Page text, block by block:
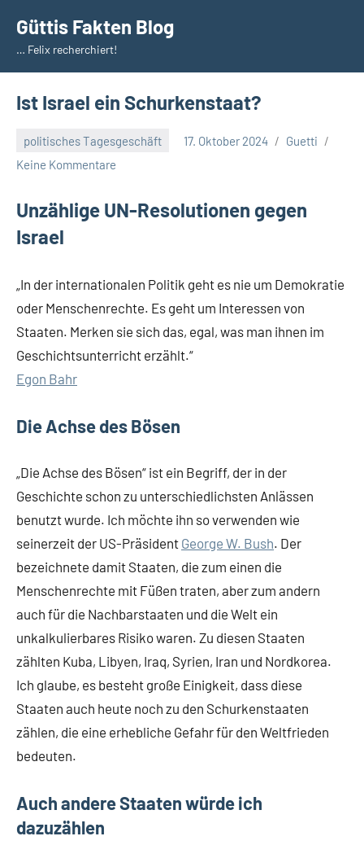
Inhalt
springen
Güttis Fakten Blog
… Felix recherchiert!
Ist Israel ein Schurkenstaat?
politisches Tagesgeschäft 17. Oktober 2024
Guetti
Keine Kommentare
Unzählige UN-Resolutionen gegen
Israel
„In der internationalen Politik geht es nie um Demokratie
oder Menschenrechte. Es geht um Interessen von
Staaten. Merken sie sich das, egal, was man ihnen im
Geschichtsunterricht erzählt.“
Egon Bahr
Die Achse des Bösen
„Die Achse des Bösen“ ist ein Begriff, der in der
Geschichte schon zu unterschiedlichsten Anlässen
benutzt wurde. Ich möchte ihn so verwenden wie
seinerzeit der US-Präsident George W. Bush. Der
bezeichnete damit Staaten, die zum einen die
Menschenrechte mit Füßen traten, aber zum andern
auch für die Nachbarstaaten und die Welt ein
unkalkulierbares Risiko waren. Zu diesen Staaten
zählten Kuba, Libyen, Iraq, Syrien, Iran und Nordkorea.
Ich glaube, es besteht große Einigkeit, dass diese
Staaten auch heute noch zu den Schurkenstaaten
zählen, die eine erhebliche Gefahr für den Weltfrieden
bedeuten.
Auch andere Staaten würde ich
dazuzählen